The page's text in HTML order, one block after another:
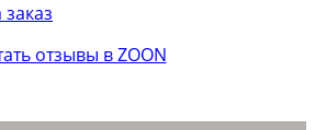
отзывы в ZOON